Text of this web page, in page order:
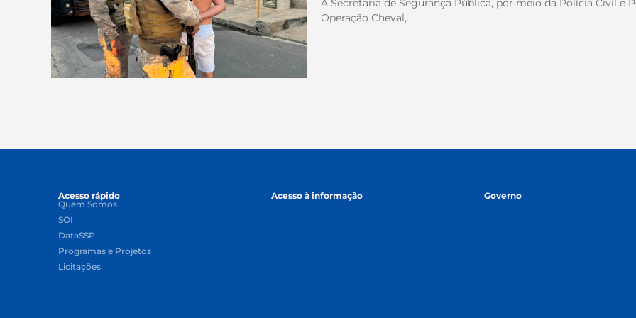
A Secretaria de Segurança Pública, por meio da Polícia Civil e
Operação Cheval,...
Acesso rápido
Quem Somos
SOI
DataSSP
Programas e Projetos
Licitações
Acesso à informação Governo